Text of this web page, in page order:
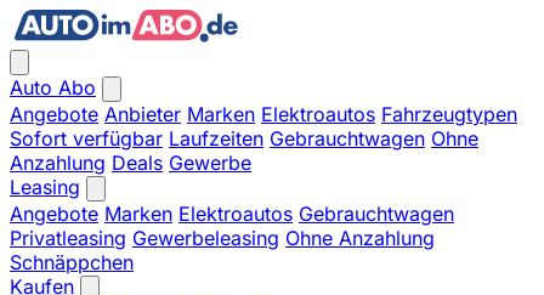
Auto Abo
Angebote Anbieter Marken Elektroautos Fahrzeugtypen
Sofort verfügbar Laufzeiten Gebrauchtwagen Ohne
Anzahlung Deals Gewerbe
Leasing
Angebote Marken Elektroautos Gebrauchtwagen
Privatleasing Gewerbeleasing Ohne Anzahlung
Schnäppchen
Kaufen